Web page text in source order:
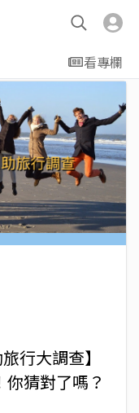
看專欄
行大調查】
猜對了嗎？